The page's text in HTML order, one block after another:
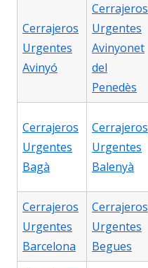
Cerrajeros
Urgentes
Avinyó
Cerrajeros
Urgentes
Avinyonet
del
Penedès
Cerrajeros
Urgentes
Bagà
Cerrajeros
Urgentes
Balenyà
Cerrajeros
Urgentes
Barcelona
Cerrajeros
Urgentes
Begues